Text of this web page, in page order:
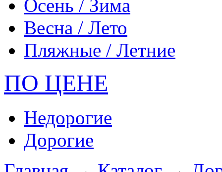
Осень / Зима
Весна / Лето
Пляжные / Летние
ПО ЦЕНЕ
Недорогие
Дорогие